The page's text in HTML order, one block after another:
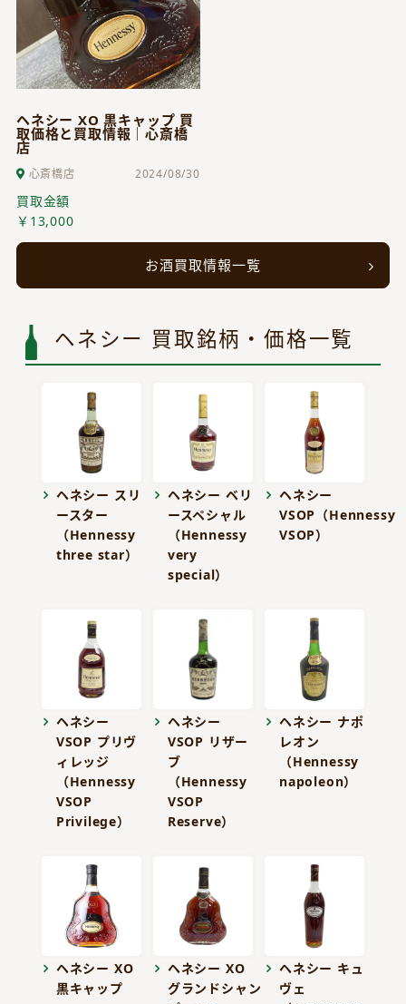
ヘネシー XO 黒キャップ 買
取価格と買取情報｜心斎橋
店
心斎橋店 2024/08/30
買取金額
￥13,000
お酒買取情報一覧
ヘネシー 買取銘柄・価格一覧
ヘネシー スリ
ースター
（Hennessy
three star）
ヘネシー ベリ
ースペシャル
（Hennessy
very
special）
ヘネシー
VSOP（Hennessy
VSOP）
ヘネシー
VSOP プリヴ
ィレッジ
（Hennessy
VSOP
Privilege）
ヘネシー
VSOP リザー
ブ
（Hennessy
VSOP
Reserve）
ヘネシー ナポ
レオン
（Hennessy
napoleon）
ヘネシー XO
黒キャップ
ヘネシー XO
グランドシャン
ヘネシー キュ
ヴェ